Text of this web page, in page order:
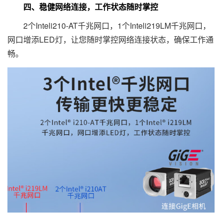
四、稳健网络连接，工作状态随时掌控
2个Inteli210-AT千兆网口，1个Inteli219LM千兆网口，
网口增添LED灯，让您随时掌控网络连接状态，确保工作通
畅。